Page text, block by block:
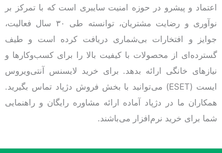
اعتماد و پیشرو در حوزه امنیت سایبری است که با تمرکز بر
نوآوری و رضایت مشتریان، توانسته طی ۳۰ سال فعالیت،
جوایز و افتخارات بی‌شماری دریافت کرده است و طیف
گسترده‌ای از محصولات با کیفیت بالا را برای کسب‌وکار‌ها و
نیازهای خانگی ارائه بدهد. برای خرید لایسنس آنتی‌ویروس
ایست (ESET) می‌توانید با بخش فروش دژپاد تماس بگیرید.
همکاران ما در دژپاد آماده ارائه مشاوره رایگان و راهنمایی
شما برای خرید نرم‌افزار می‌باشند.